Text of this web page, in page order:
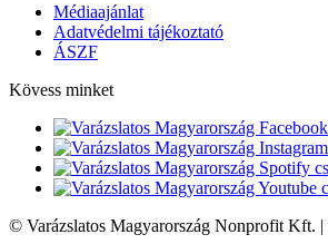
Médiaajánlat
Adatvédelmi tájékoztató
ÁSZF
Kövess minket
© Varázslatos Magyarország Nonprofit Kft.